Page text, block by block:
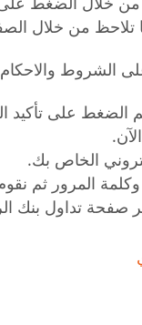
تلاحظ من خلال
الشروط
الضغط على تأكيد
الخاص بك.
المرور ثم نقوم
صفحة تداول بنك